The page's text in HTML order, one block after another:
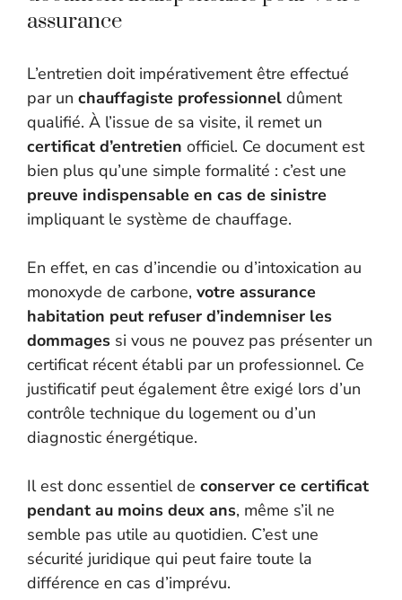
assurance
L’entretien doit impérativement être effectué
par un chauffagiste professionnel dûment
qualifié. À l’issue de sa visite, il remet un
certificat d’entretien officiel. Ce document est
bien plus qu’une simple formalité : c’est une
preuve indispensable en cas de sinistre
impliquant le système de chauffage.
En effet, en cas d’incendie ou d’intoxication au
monoxyde de carbone, votre assurance
habitation peut refuser d’indemniser les
dommages si vous ne pouvez pas présenter un
certificat récent établi par un professionnel. Ce
justificatif peut également être exigé lors d’un
contrôle technique du logement ou d’un
diagnostic énergétique.
Il est donc essentiel de conserver ce certificat
pendant au moins deux ans, même s’il ne
semble pas utile au quotidien. C’est une
sécurité juridique qui peut faire toute la
différence en cas d’imprévu.